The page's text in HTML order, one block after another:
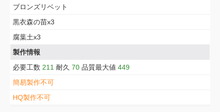
ブロンズリベット
黒衣森の苗x3
腐葉土x3
製作情報
必要工数 211 耐久 70 品質最大値 449
簡易製作不可
HQ製作不可